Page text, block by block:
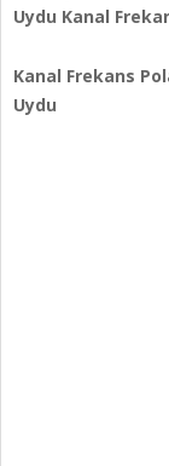
Uydu Kanal
Kanal Frekans
Uydu